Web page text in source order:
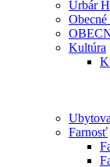
Urbár
Kultúra
Farnosť